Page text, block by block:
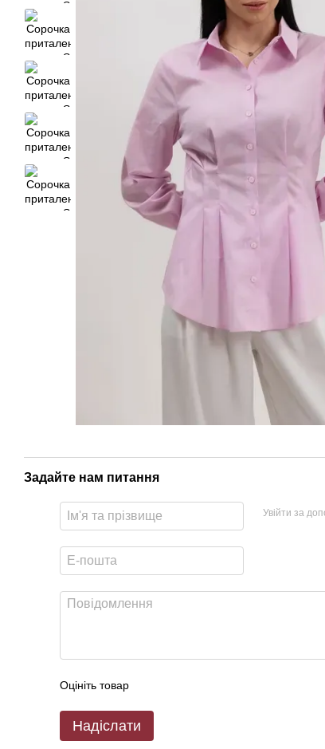
Задайте нам питання
Увійти за
Оцініть товар
Надіслати